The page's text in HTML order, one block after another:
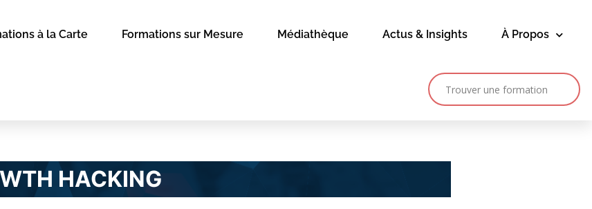
à la Carte Formations sur Mesure Médiathèque Actus & Insights À Propos
HACKING